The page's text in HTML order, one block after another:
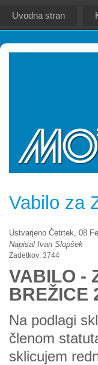
Uvodna stran
Vabilo za
Ustvarjeno Četrtek, 08
Napisal Ivan Slopšek
Zadetkov: 3744
VABILO -
BREŽICE
Na podlagi
členom
sklicujem